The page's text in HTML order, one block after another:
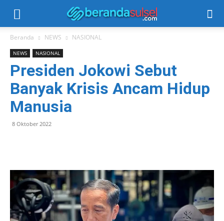
Beranda NEWS NASIONAL
NEWS NASIONAL
Presiden Jokowi Sebut
Banyak Krisis Ancam Hidup
Manusia
8 Oktober 2022